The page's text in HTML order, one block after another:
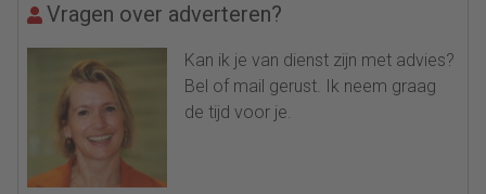
Vragen over adverteren?
Kan ik je van dienst zijn met advies?
Bel of mail gerust. Ik neem graag
de tijd voor je.